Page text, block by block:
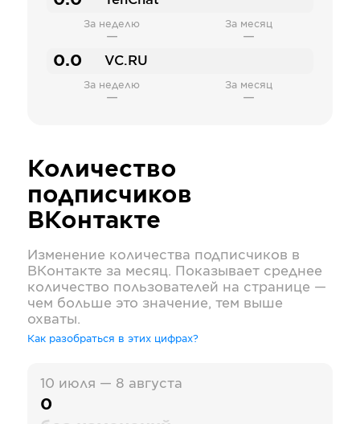
За неделю
—
За месяц
—
0.0 VC.RU
За неделю
—
За месяц
—
Количество
подписчиков
ВКонтакте
Изменение количества подписчиков в
ВКонтакте за месяц. Показывает среднее
количество пользователей на странице —
чем больше это значение, тем выше
охваты.
Как разобраться в этих цифрах?
10 июля — 8 августа
0